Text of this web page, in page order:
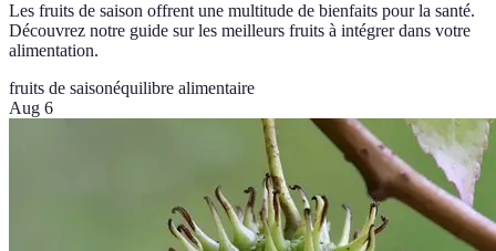
Les fruits de saison offrent une multitude de bienfaits pour la santé.
Découvrez notre guide sur les meilleurs fruits à intégrer dans votre
alimentation.
fruits de saisonéquilibre alimentaire
Aug 6